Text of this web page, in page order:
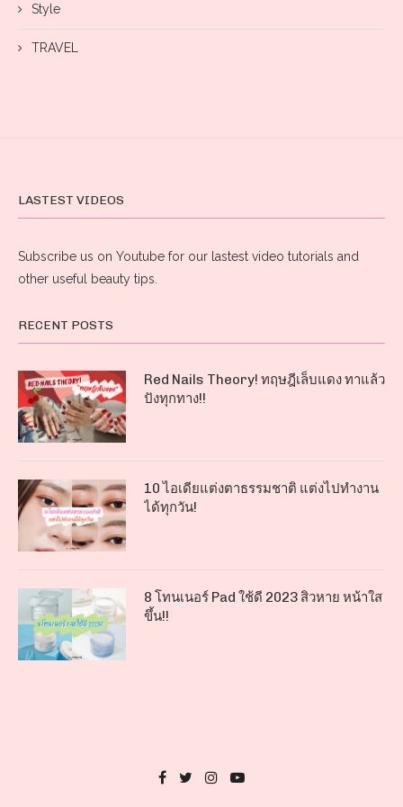
Style
TRAVEL
LASTEST VIDEOS
Subscribe us on Youtube for our lastest video tutorials and
other useful beauty tips.
RECENT POSTS
Red Nails Theory! ทฤษฎีเล็บแดง ทาแล้ว
ปังทุกทาง!!
10 ไอเดียแต่งตาธรรมชาติ แต่งไปทำงาน
ได้ทุกวัน!
8 โทนเนอร์ Pad ใช้ดี 2023 สิวหาย หน้าใส
ขึ้น!!